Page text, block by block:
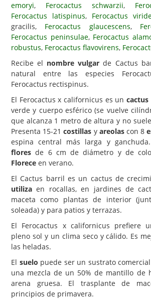
Carencias
Fotos
Flores y Plantas
Árboles y Palmeras
Arbustos y Trepadoras
Cactus y Suculentas
emoryi, Ferocactus schwarzii,
Ferocactus latispinus, Ferocactus
gracilis, Ferocactus glaucescens,
Ferocactus peninsulae, Ferocactus
robustus, Ferocactus flavovirens,
Recibe el nombre vulgar de Cactus
natural entre las especies
Ferocactus rectispinus.
El Ferocactus x californicus es uncactus
verde y cuerpo esférico (se vuelve
que alcanza 1 metro de altura y no
Presenta 15-21costillas y areolascon 8
espina central más larga y
flores de 6 cm de diámetro y de
Florece en verano.
El Cactus barril es un cactus de
utiliza en rocallas, en jardines de
maceta como plantas de interior
soleada) y para patios y terrazas.
El Ferocactus x californicus prefiere
pleno sol y un clima seco y cálido. Es
las heladas.
El suelo puede ser un sustrato
una mezcla de un 50% de mantillo de
arena gruesa. El trasplante de
principios de primavera.